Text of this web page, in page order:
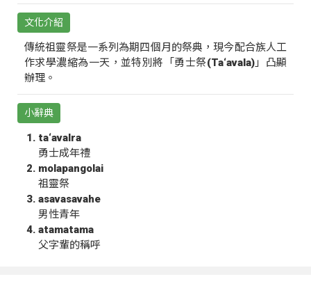
文化介紹
傳統祖靈祭是一系列為期四個月的祭典，現今配合族人工
作求學濃縮為一天，並特別將「勇士祭(Ta‘avala)」凸顯
辦理。
小辭典
ta‘avalra
勇士成年禮
molapangolai
祖靈祭
asavasavahe
男性青年
atamatama
父字輩的稱呼